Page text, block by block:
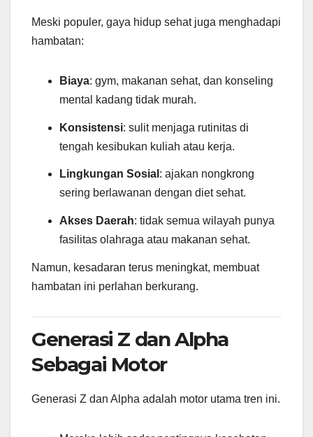
Meski populer, gaya hidup sehat juga menghadapi
hambatan:
Biaya: gym, makanan sehat, dan konseling
mental kadang tidak murah.
Konsistensi: sulit menjaga rutinitas di
tengah kesibukan kuliah atau kerja.
Lingkungan Sosial : ajakan nongkrong
sering berlawanan dengan diet sehat.
Akses Daerah: tidak semua wilayah punya
fasilitas olahraga atau makanan sehat.
Namun, kesadaran terus meningkat, membuat
hambatan ini perlahan berkurang.
Generasi Z dan Alpha
Sebagai Motor
Generasi Z dan Alpha adalah motor utama tren ini.